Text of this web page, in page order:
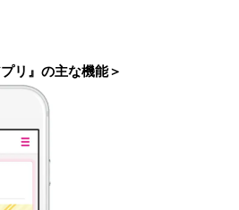
リ』の主な機能＞